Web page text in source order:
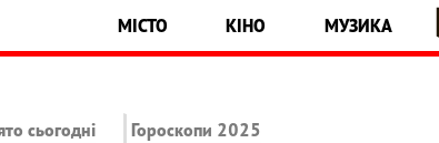
МІСТО КІНО МУЗИКА
сьогодні Гороскопи 2025